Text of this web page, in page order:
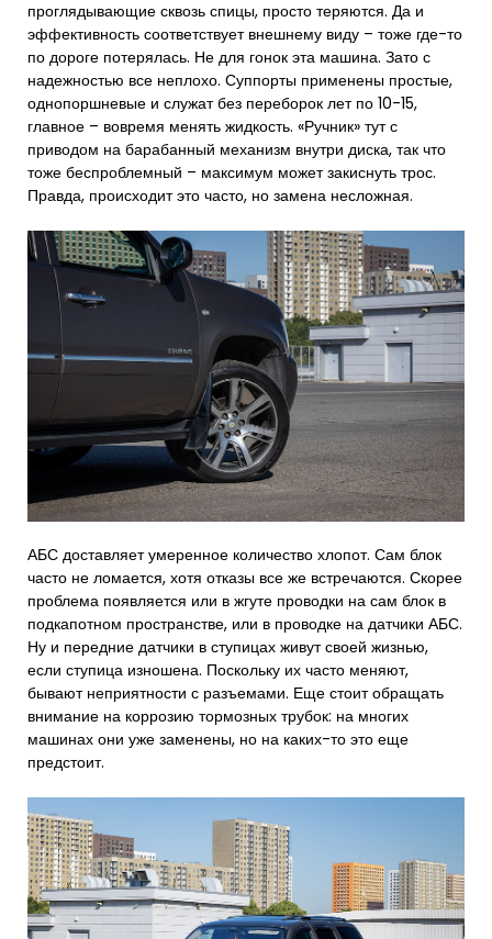
проглядывающие сквозь спицы, просто теряются. Да и
эффективность соответствует внешнему виду – тоже где-то
по дороге потерялась. Не для гонок эта машина. Зато с
надежностью все неплохо. Суппорты применены простые,
однопоршневые и служат без переборок лет по 10-15,
главное – вовремя менять жидкость. «Ручник» тут с
приводом на барабанный механизм внутри диска, так что
тоже беспроблемный – максимум может закиснуть трос.
Правда, происходит это часто, но замена несложная.
АБС доставляет умеренное количество хлопот. Сам блок
часто не ломается, хотя отказы все же встречаются. Скорее
проблема появляется или в жгуте проводки на сам блок в
подкапотном пространстве, или в проводке на датчики АБС.
Ну и передние датчики в ступицах живут своей жизнью,
если ступица изношена. Поскольку их часто меняют,
бывают неприятности с разъемами. Еще стоит обращать
внимание на коррозию тормозных трубок: на многих
машинах они уже заменены, но на каких-то это еще
предстоит.